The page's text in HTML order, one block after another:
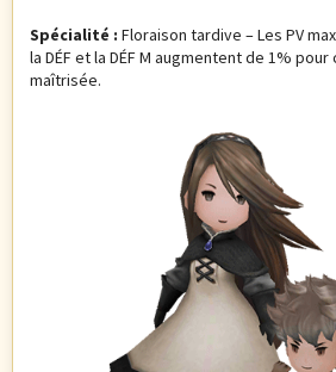
Spécialité : Floraison tardive – Les PV
la DÉF et la DÉF M augmentent de 1%
maîtrisée.